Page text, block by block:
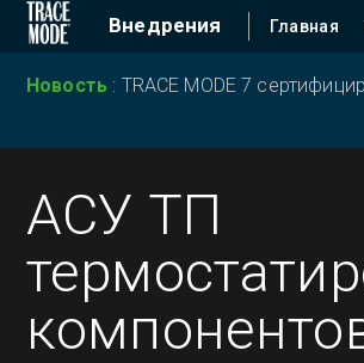
Внедрения Главная
Новость : TRACE MODE 7
АСУ ТП